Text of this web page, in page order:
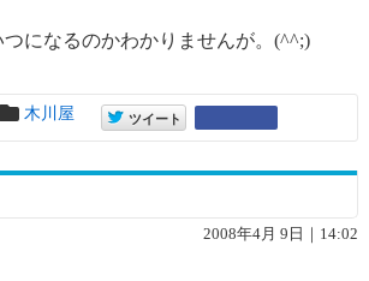
になるのかわかりませんが。(^^;)
木川屋 entry1909
ツイート
2008年4月 9日｜14:02